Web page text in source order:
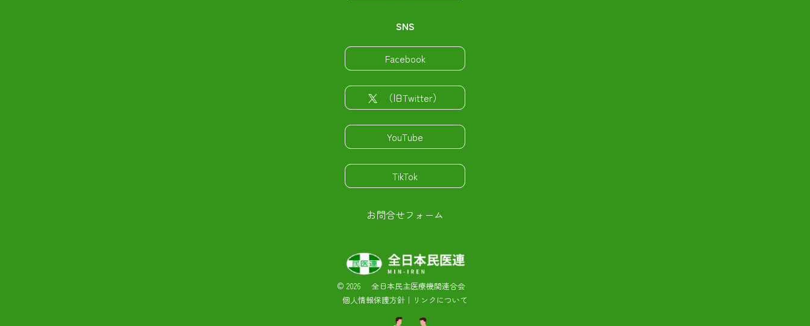
SNS
Facebook
（旧Twitter）
YouTube
TikTok
お問合せフォーム
© 2026 全日本民主医療機関連合会
個人情報保護方針 ｜ リンクについて